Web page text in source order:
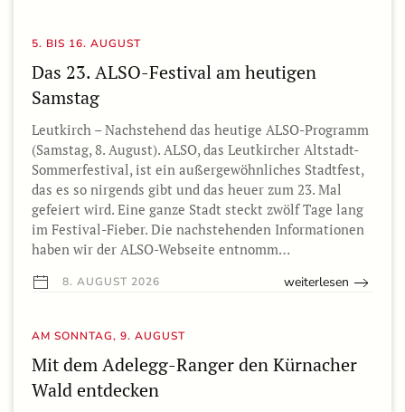
5. BIS 16. AUGUST
Das 23. ALSO-Festival am heutigen
Samstag
Leutkirch – Nachstehend das heutige ALSO-Programm
(Samstag, 8. August). ALSO, das Leutkircher Altstadt-
Sommerfestival, ist ein außergewöhnliches Stadtfest,
das es so nirgends gibt und das heuer zum 23. Mal
gefeiert wird. Eine ganze Stadt steckt zwölf Tage lang
im Festival-Fieber. Die nachstehenden Informationen
haben wir der ALSO-Webseite entnomm…
8. AUGUST 2026 weiterlesen
AM SONNTAG, 9. AUGUST
Mit dem Adelegg-Ranger den Kürnacher
Wald entdecken